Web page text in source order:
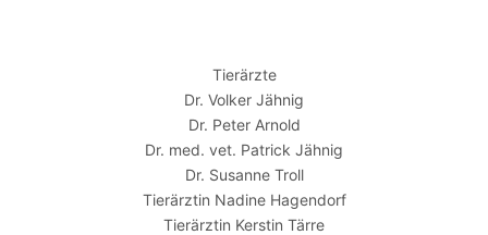
Tierärzte
Dr. Volker Jähnig
Dr. Peter Arnold
Dr. med. vet. Patrick Jähnig
Dr. Susanne Troll
Tierärztin Nadine Hagendorf
Tierärztin Kerstin Tärre